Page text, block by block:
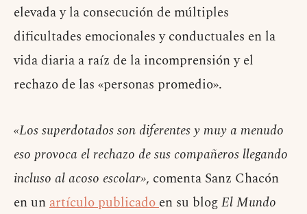
elevada y la consecución de múltiples
dificultades emocionales y conductuales en la
vida diaria a raíz de la incomprensión y el
rechazo de las «personas promedio».
«Los superdotados son diferentes y muy a menudo
eso provoca el rechazo de sus compañeros llegando
incluso al acoso escolar», comenta Sanz Chacón
en unartículo publicadoen su blogEl Mundo